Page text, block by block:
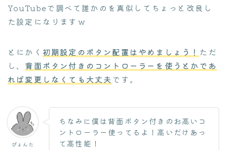
YouTubeで調べて誰かのを真似してちょっと改良し
た設定になりますｗ
とにかく 初期設定のボタン配置はやめましょう！ ただ
し、 背面ボタン付きのコントローラーを使うとかであ
れば変更しなくても大丈夫 です。
ぴょんた
ちなみに僕は背面ボタン付きのお高いコ
ントローラー使ってるよ！高いだけあっ
て高性能！